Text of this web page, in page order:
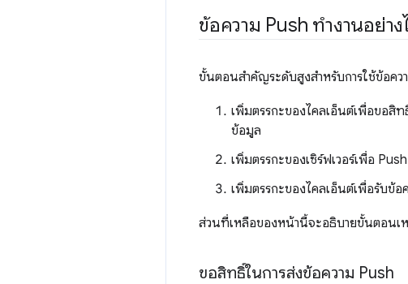
ข้อความ Push ทำงานอย่าง
ขั้นตอนสำคัญระดับสูงสำหรับการใช้ข้อคว
เพิ่มตรรกะของไคลเอ็นต์เพื่อขอสิ
ข้อมูล
เพิ่มตรรกะของเซิร์ฟเวอร์เพื่อ
เพิ่มตรรกะของไคลเอ็นต์เพื่อรับข้
ส่วนที่เหลือของหน้านี้จะอธิบายขั้นตอนเ
ขอสิทธิ์ในการส่งข้อความ Push